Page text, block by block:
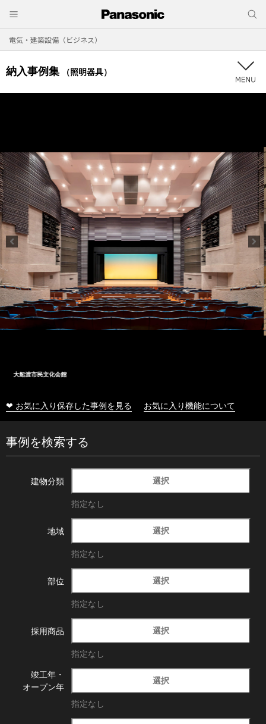
電気・建築設備（ビジネス）
納入事例集 （照明器具）
十和田市総合体育センター
❤ お気に入り保存した事例を見る お気に入り機能について
事例を検索する
建物分類 選択
指定なし
地域 選択
指定なし
部位 選択
指定なし
採用商品 選択
指定なし
竣工年・
オープン年
選択
指定なし